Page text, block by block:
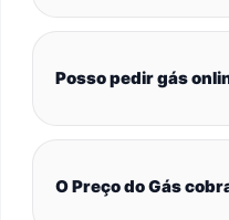
Posso pedir gás
O Preço do Gás